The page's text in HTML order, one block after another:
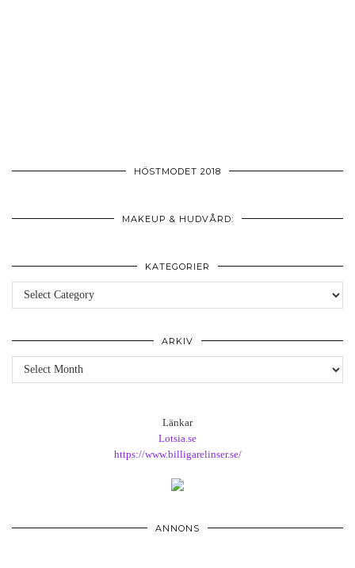
HÖSTMODET 2018
MAKEUP & HUDVÅRD:
KATEGORIER
Kategorier
ARKIV
Arkiv
Länkar
Lotsia.se
https://www.billigarelinser.se/
ANNONS